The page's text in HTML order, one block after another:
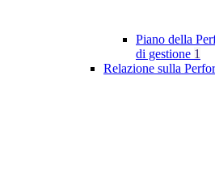
Piano della
di gestione 1
Relazione sulla